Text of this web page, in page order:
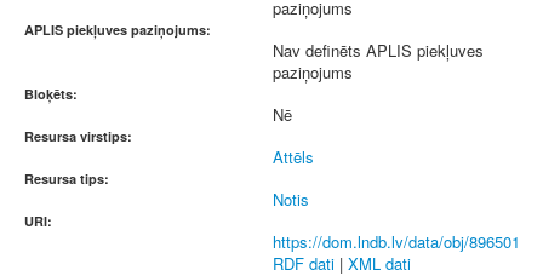
paziņojums
APLIS piekļuves paziņojums:
Nav definēts APLIS piekļuves
paziņojums
Bloķēts:
Nē
Resursa virstips:
Attēls
Resursa tips:
Notis
URI:
https://dom.lndb.lv/data/obj/896501
RDF dati | XML dati